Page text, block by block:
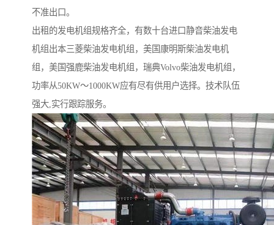
不准出口。
出租的发电机组规格齐全，有数十台进口静音柴油发电
机组出本三菱柴油发电机组，美国康明斯柴油发电机
组，美国强鹿柴油发电机组，瑞典Volvo柴油发电机组，
功率从50KW～1000KW应有尽有供用户选择。技术队伍
强大,实行跟踪服务。